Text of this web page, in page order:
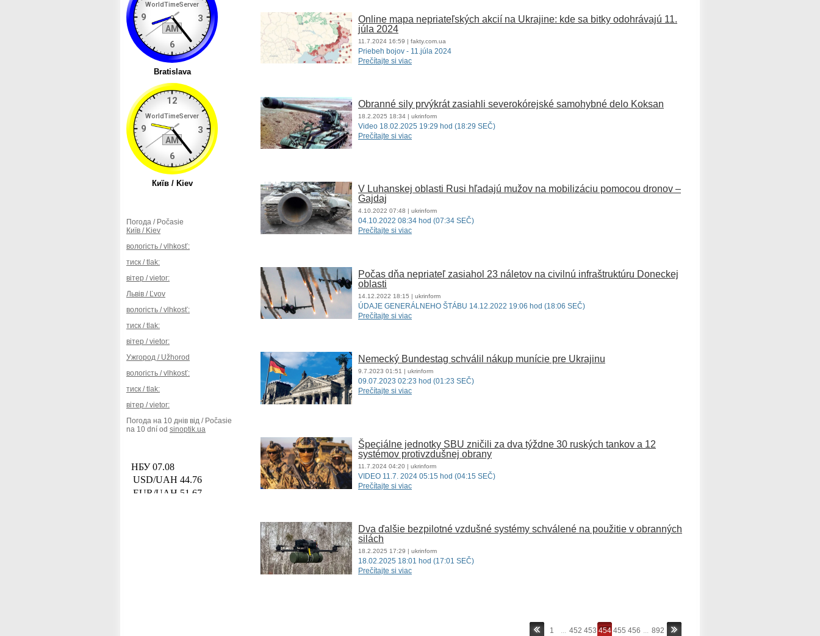
Погода / Počasie
Київ / Kiev
вологість / vlhkosť:
тиск / tlak:
вітер / vietor:
Львів / Ľvov
вологість / vlhkosť:
тиск / tlak:
вітер / vietor:
Ужгород / Užhorod
вологість / vlhkosť:
тиск / tlak:
вітер / vietor:
Погода на 10 днів від / Počasie
na 10 dní od sinoptik.ua
Online mapa nepriateľských akcií na Ukrajine: kde sa bitky odohrávajú 11.
júla 2024
11.7.2024 16:59 | fakty.com.ua
Priebeh bojov - 11.júla 2024
Prečítajte si viac
Obranné sily prvýkrát zasiahli severokórejské samohybné delo Koksan
18.2.2025 18:34 | ukrinform
Video 18.02.2025 19:29 hod (18:29 SEČ)
Prečítajte si viac
V Luhanskej oblasti Rusi hľadajú mužov na mobilizáciu pomocou dronov –
Gajdaj
4.10.2022 07:48 | ukrinform
04.10.2022 08:34 hod (07:34 SEČ)
Prečítajte si viac
Počas dňa nepriateľ zasiahol 23 náletov na civilnú infraštruktúru Doneckej
oblasti
14.12.2022 18:15 | ukrinform
ÚDAJE GENERÁLNEHO ŠTÁBU 14.12.2022 19:06 hod (18:06 SEČ)
Prečítajte si viac
Nemecký Bundestag schválil nákup munície pre Ukrajinu
9.7.2023 01:51 | ukrinform
09.07.2023 02:23 hod (01:23 SEČ)
Prečítajte si viac
Špeciálne jednotky SBU zničili za dva týždne 30 ruských tankov a 12
systémov protivzdušnej obrany
11.7.2024 04:20 | ukrinform
VIDEO 11.7. 2024 05:15 hod (04:15 SEČ)
Prečítajte si viac
Dva ďalšie bezpilotné vzdušné systémy schválené na použitie v obranných
silách
18.2.2025 17:29 | ukrinform
18.02.2025 18:01 hod (17:01 SEČ)
Prečítajte si viac
1 452 453 454 455 456 892